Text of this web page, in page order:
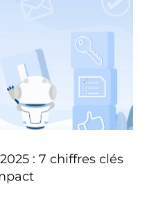
: 7 chiffres clés